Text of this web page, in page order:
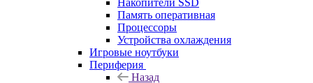
Накопители SSD
Память оперативная
Процессоры
Устройства охлаждения
Игровые ноутбуки
Периферия
Назад